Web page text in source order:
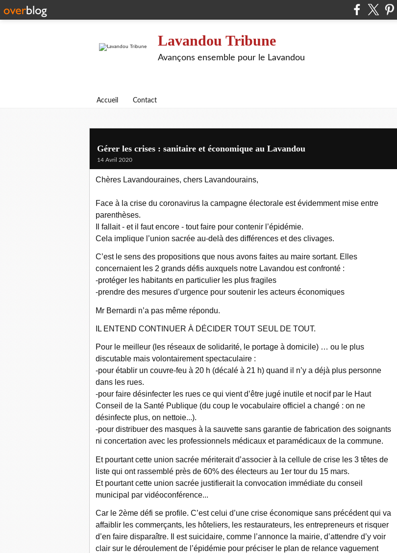
Lavandou Tribune
Avançons ensemble pour le Lavandou
Accueil Contact
Gérer les crises : sanitaire et économique au Lavandou
14 Avril 2020
Chères Lavandouraines, chers Lavandourains,
Face à la crise du coronavirus la campagne électorale est évidemment mise entre
parenthèses.
Il fallait - et il faut encore - tout faire pour contenir l’épidémie.
Cela implique l’union sacrée au-delà des différences et des clivages.
C’est le sens des propositions que nous avons faites au maire sortant. Elles
concernaient les 2 grands défis auxquels notre Lavandou est confronté :
-protéger les habitants en particulier les plus fragiles
-prendre des mesures d’urgence pour soutenir les acteurs économiques
Mr Bernardi n’a pas même répondu.
IL ENTEND CONTINUER À DÉCIDER TOUT SEUL DE TOUT.
Pour le meilleur (les réseaux de solidarité, le portage à domicile) … ou le plus
discutable mais volontairement spectaculaire :
-pour établir un couvre-feu à 20 h (décalé à 21 h) quand il n’y a déjà plus personne
dans les rues.
-pour faire désinfecter les rues ce qui vient d’être jugé inutile et nocif par le Haut
Conseil de la Santé Publique (du coup le vocabulaire officiel a changé : on ne
désinfecte plus, on nettoie...).
-pour distribuer des masques à la sauvette sans garantie de fabrication des soignants
ni concertation avec les professionnels médicaux et paramédicaux de la commune.
Et pourtant cette union sacrée mériterait d’associer à la cellule de crise les 3 têtes de
liste qui ont rassemblé près de 60% des électeurs au 1er tour du 15 mars.
Et pourtant cette union sacrée justifierait la convocation immédiate du conseil
municipal par vidéoconférence...
Car le 2ème défi se profile. C’est celui d’une crise économique sans précédent qui va
affaiblir les commerçants, les hôteliers, les restaurateurs, les entrepreneurs et risquer
d’en faire disparaître. Il est suicidaire, comme l’annonce la mairie, d’attendre d’y voir
clair sur le déroulement de l’épidémie pour préciser le plan de relance vaguement